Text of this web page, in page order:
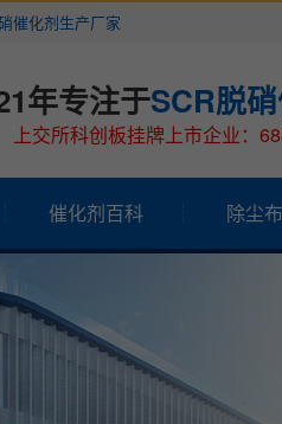
催化剂生产厂家
年专注于SCR脱
上交所科创板挂牌上市企业：
催化剂百科 除尘